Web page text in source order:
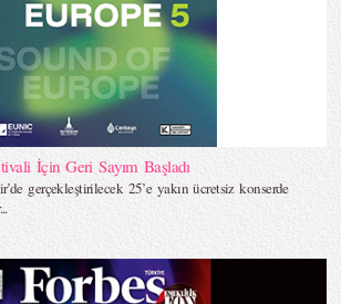
İçin Geri Sayım Başladı
gerçekleştirilecek 25’e yakın ücretsiz konserde